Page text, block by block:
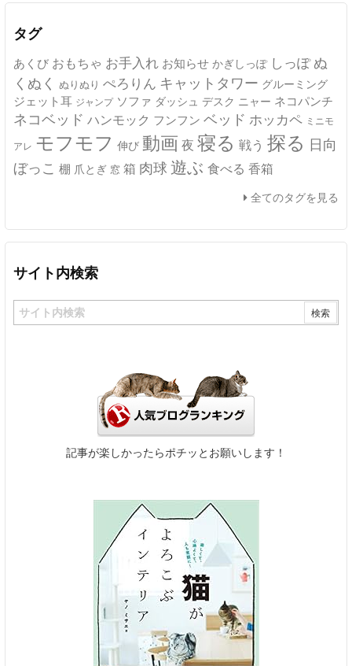
イ
タグ
あくび おもちゃ お手入れ お知らせ かぎしっぽ しっぽ ぬ
くぬく ぬりぬり ぺろりん キャットタワー グルーミング
ジェット耳 ジャンプ ソファ ダッシュ デスク ニャー ネコパンチ
ネコベッド ハンモック フンフン ベッド ホッカペ ミニモ
アレ モフモフ 伸び 動画 夜 寝る 戦う 探る 日向
ぼっこ 棚 爪とぎ 窓 箱 肉球 遊ぶ 食べる 香箱
全てのタグを見る
サイト内検索
記事が楽しかったらポチッとお願いします！